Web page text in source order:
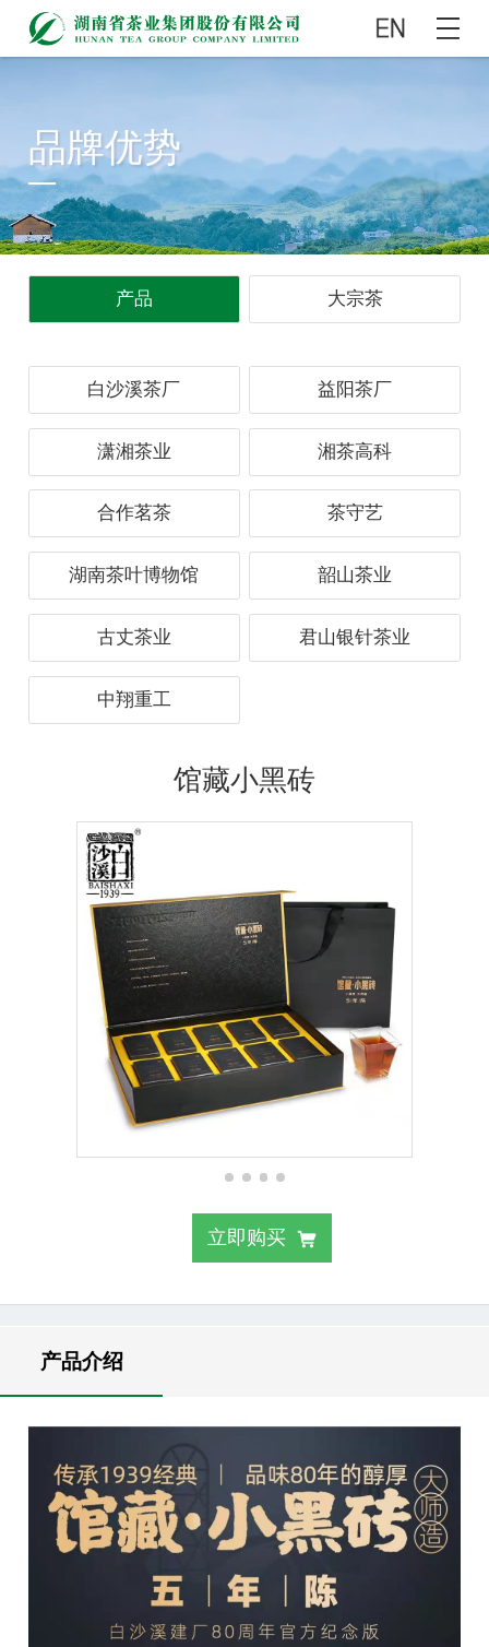
品牌优势
产品 大宗茶
白沙溪茶厂 益阳茶厂
潇湘茶业 湘茶高科
合作茗茶 茶守艺
湖南茶叶博物馆 韶山茶业
古丈茶业 君山银针茶业
中翔重工
馆藏小黑砖
立即购买
产品介绍